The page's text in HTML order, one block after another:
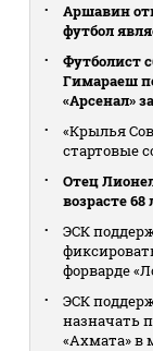
Аршавин
футбол
Футболист
Гимараеш
«Арсенал»
«Крылья
стартовые
Отец
возрасте
ЭСК
форварде
ЭСК
назначать
«Ахмата» в